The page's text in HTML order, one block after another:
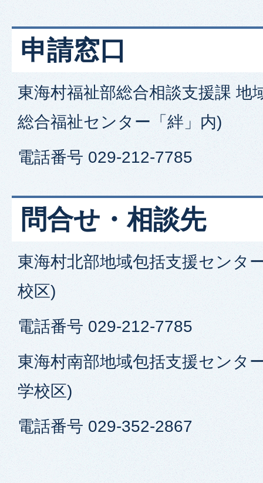
申請窓口
東海村福祉部総合相談支援課 地
総合福祉センター「絆」内)
電話番号 029-212-7785
問合せ・相談先
東海村北部地域包括支援センタ
校区)
電話番号 029-212-7785
東海村南部地域包括支援センタ
学校区)
電話番号 029-352-2867